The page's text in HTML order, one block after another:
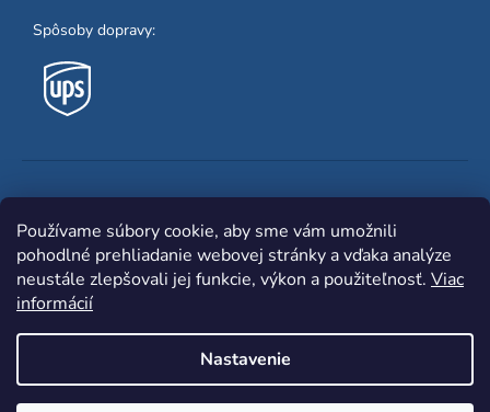
Používame súbory cookie, aby sme vám umožnili
pohodlné prehliadanie webovej stránky a vďaka analýze
neustále zlepšovali jej funkcie, výkon a použiteľnosť. Viac
informácií
Nastavenie
Spôsoby dopravy:
Shoptet |mime digital